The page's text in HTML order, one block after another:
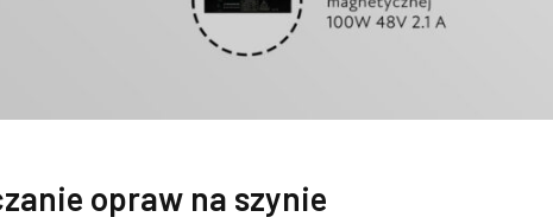
opraw na szynie